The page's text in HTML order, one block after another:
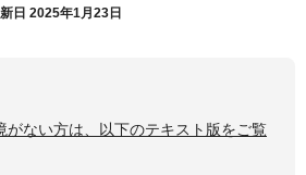
日 2025年1月23日
がない方は、以下のテキスト版をご覧